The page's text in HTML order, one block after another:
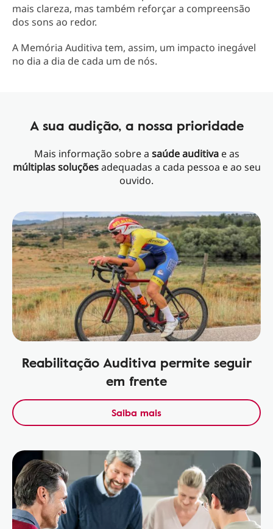
mais clareza, mas também reforçar a compreensão
dos sons ao redor.
A Memória Auditiva tem, assim, um impacto inegável
no dia a dia de cada um de nós.
A sua audição, a nossa prioridade
Mais informação sobre a saúde auditivae as
múltiplas soluçõesadequadas a cada pessoa e ao seu
ouvido.
Reabilitação Auditiva permite seguir
em frente
Saiba mais